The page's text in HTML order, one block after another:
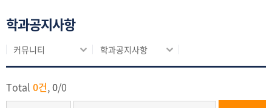
학과공지사항
커뮤니티 학과공지사항
Total 0건,0/0